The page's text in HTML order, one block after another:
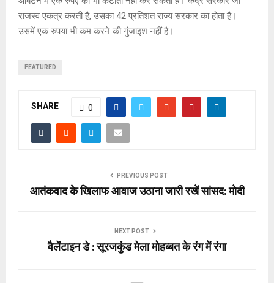
राजस्व एकत्र करती है, उसका 42 प्रतिशत राज्य सरकार का होता है।
उसमें एक रुपया भी कम करने की गुंजाइश नहीं है।
FEATURED
SHARE 0
PREVIOUS POST
आतंकवाद के खिलाफ आवाज उठाना जारी रखें सांसद: मोदी
NEXT POST
वैलेंटाइन डे : सूरजकुंड मेला मोहब्बत के रंग में रंगा